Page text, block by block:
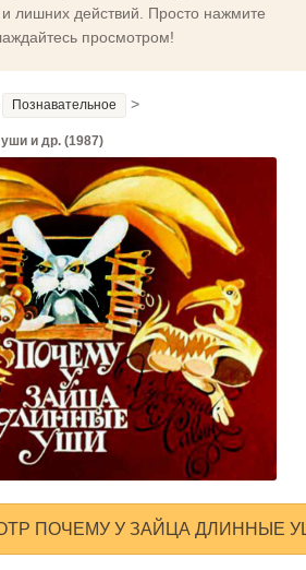
лишних действий. Просто нажмите
просмотром!
Познавательное >
и др. (1987)
ПОЧЕМУ У ЗАЙЦА ДЛИННЫЕ